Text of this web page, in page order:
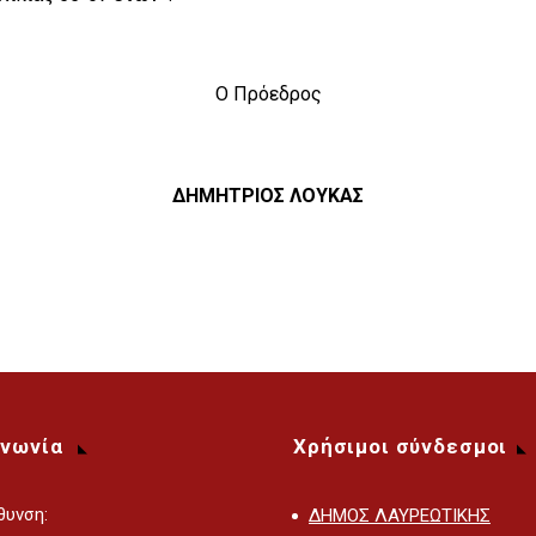
Ο Πρόεδρος
ΔΗΜΗΤΡΙΟΣ ΛΟΥΚΑΣ
Χρήσιμοι σύνδεσμοι
ΔΗΜΟΣ ΛΑΥΡΕΩΤΙΚΗΣ